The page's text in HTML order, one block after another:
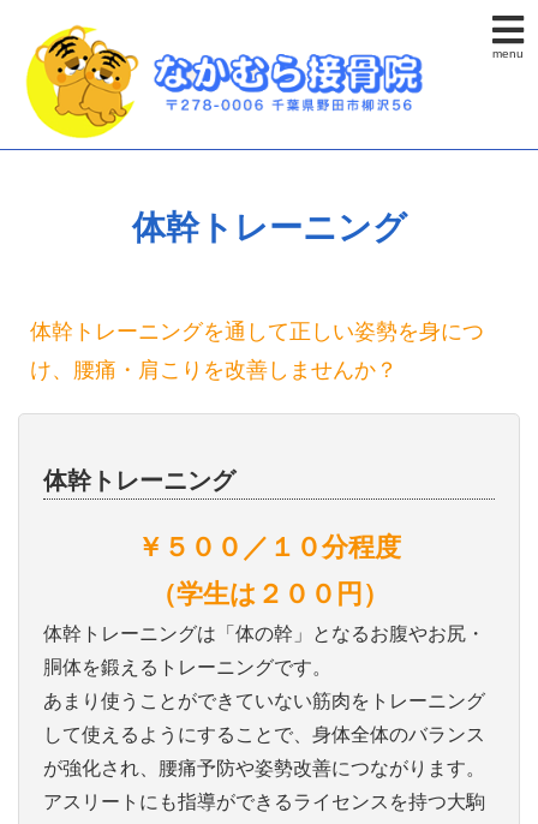
menu
体幹トレーニング
体幹トレーニングを通して正しい姿勢を身につ
け、腰痛・肩こりを改善しませんか？
体幹トレーニング
￥５００／１０分程度
（学生は２００円）
体幹トレーニングは「体の幹」となるお腹やお尻・
胴体を鍛えるトレーニングです。
あまり使うことができていない筋肉をトレーニング
して使えるようにすることで、身体全体のバランス
が強化され、腰痛予防や姿勢改善につながります。
アスリートにも指導ができるライセンスを持つ大駒